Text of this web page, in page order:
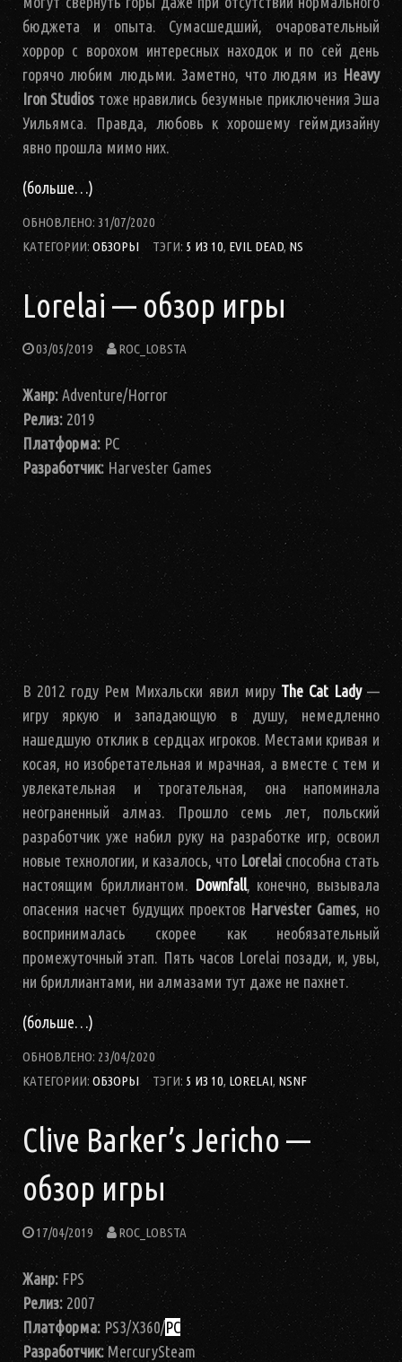
бюджета и опыта. Сумасшедший, очаровательный
хоррор с ворохом интересных находок и по сей день
горячо любим людьми. Заметно, что людям из Heavy
Iron Studios тоже нравились безумные приключения Эша
Уильямса. Правда, любовь к хорошему геймдизайну
явно прошла мимо них.
(больше…)
ОБНОВЛЕНО: 31/07/2020
КАТЕГОРИИ: ОБЗОРЫ ТЭГИ: 5 ИЗ 10, EVIL DEAD,NS
Lorelai — обзор игры
03/05/2019 ROC_LOBSTA
Жанр: Adventure/Horror
Релиз: 2019
Платформа: PC
Разработчик: Harvester Games
В 2012 году Рем Михальски явил миру The Cat Lady—
игру яркую и западающую в душу, немедленно
нашедшую отклик в сердцах игроков. Местами кривая и
косая, но изобретательная и мрачная, а вместе с тем и
увлекательная и трогательная, она напоминала
неограненный алмаз. Прошло семь лет, польский
разработчик уже набил руку на разработке игр, освоил
новые технологии, и казалось, чтоLorelaiспособна стать
настоящим бриллиантом. Downfall, конечно, вызывала
опасения насчет будущих проектов Harvester Games, но
воспринималась скорее как необязательный
промежуточный этап. Пять часов Lorelai позади, и, увы,
ни бриллиантами, ни алмазами тут даже не пахнет.
(больше…)
ОБНОВЛЕНО: 23/04/2020
КАТЕГОРИИ: ОБЗОРЫ ТЭГИ: 5 ИЗ 10, LORELAI, NSNF
Clive Barker’s Jericho —
обзор игры
17/04/2019 ROC_LOBSTA
Жанр:FPS
Релиз: 2007
Платформа: PS3/X360/PC
Разработчик:MercurySteam